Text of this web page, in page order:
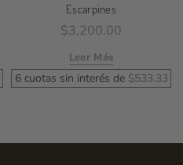
Escarpines
$3,200.00
Leer Más
6 cuotas sin interés de $533.33